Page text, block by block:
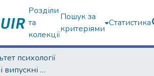
Розділи
та
колекції
Пошук за
критеріями
Статистика
психології
Кваліфікаційні випускні роботи бакалаврів. Факультет психології